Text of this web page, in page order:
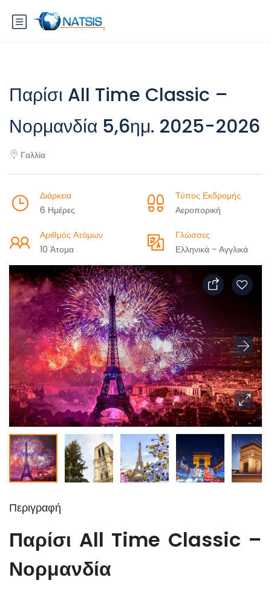
Παρίσι All Time Classic –
Νορμανδία 5,6ημ. 2025-2026
Γαλλία
Διάρκεια
6 Ημέρες
Τύπος Εκδρομής
Αεροπορική
Αριθμός Ατόμων
10 Άτομα
Γλώσσες
Ελληνικά - Αγγλικά
Περιγραφή
Παρίσι All Time Classic –
Νορμανδία